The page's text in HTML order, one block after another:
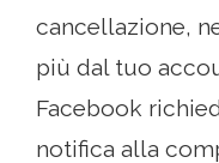
cancellazione,
più dal tuo
Facebook
notifica alla